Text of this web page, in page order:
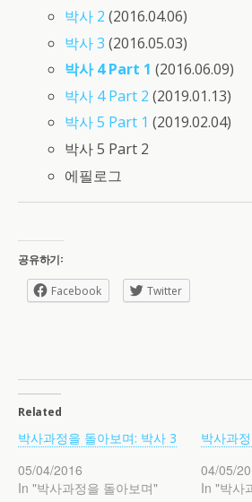
박사 2 (2016.04.06)
박사 3 (2016.05.03)
박사 4 Part 1 (2016.06.09)
박사 4 Part 2 (2019.01.13)
박사 5 Part 1 (2019.02.04)
박사 5 Part 2
에필로그
공유하기:
Facebook Twitter
Related
박사과정을 돌아보며: 박사 3
05/04/2016
In "박사과정을 돌아보며"
박사과
04/05/
In "박사